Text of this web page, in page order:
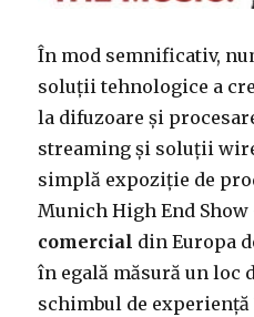
În mod semnificativ,
soluții tehnologice a
la difuzoare și
streaming și soluții
simplă expoziție de
Munich High End Show
comercial din Europa
în egală măsură un loc
schimbul de